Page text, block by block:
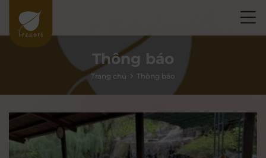
Thông báo
Trang chủ Thông báo